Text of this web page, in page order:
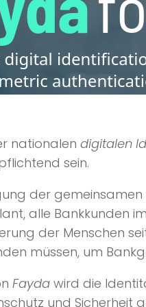
nationalen digitalen
sein.
der
alle Bankkunden
der Menschen
müssen, um
Fayda wird die
und Sicherheit